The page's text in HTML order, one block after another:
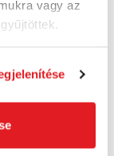
vagy az
et
1
p